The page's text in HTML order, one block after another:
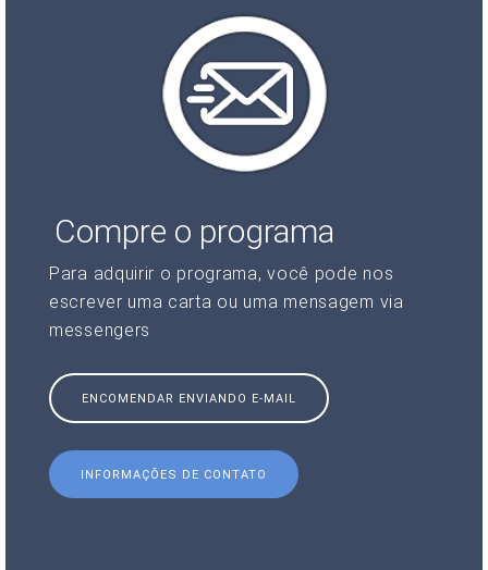
Compre o programa
Para adquirir o programa, você pode nos
escrever uma carta ou uma mensagem via
messengers
ENCOMENDAR ENVIANDO E-MAIL
INFORMAÇÕES DE CONTATO